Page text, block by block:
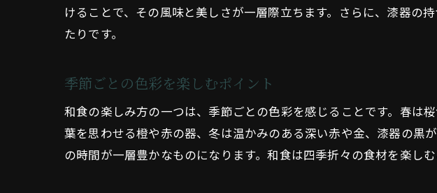
春の食材と調
季節ごとに変
プロが教える
四季を楽しむ和食
けることで、その風味と美しさが一層際立ちます。さらに、漆器の
たりです。
季節ごとの色彩を楽しむポイント
和食の楽しみ方の一つは、季節ごとの色彩を感じることです。春は
葉を思わせる橙や赤の器、冬は温かみのある深い赤や金、漆器の黒
の時間が一層豊かなものになります。和食は四季折々の食材を楽し